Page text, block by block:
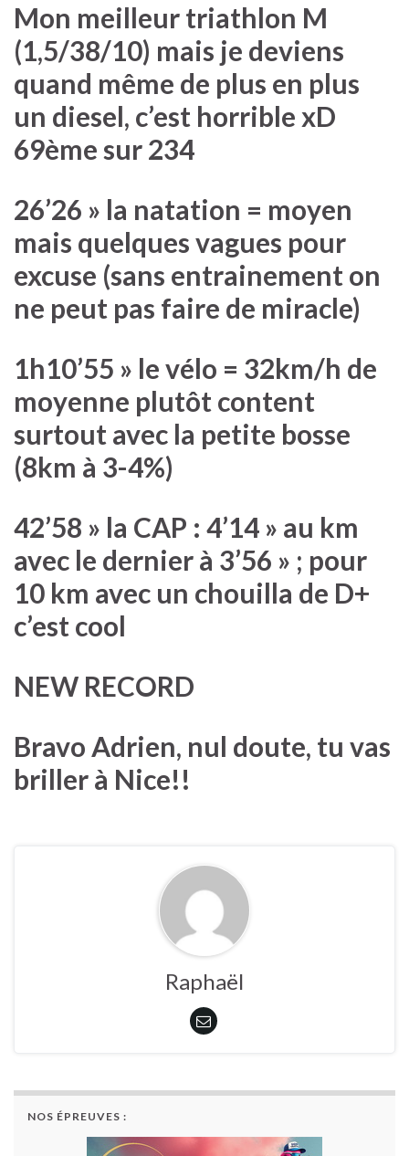
Mon meilleur triathlon M
(1,5/38/10) mais je deviens
quand même de plus en plus
un diesel, c’est horrible xD
69ème sur 234
26’26 » la natation = moyen
mais quelques vagues pour
excuse (sans entrainement on
ne peut pas faire de miracle)
1h10’55 » le vélo = 32km/h de
moyenne plutôt content
surtout avec la petite bosse
(8km à 3-4%)
42’58 » la CAP : 4’14 » au km
avec le dernier à 3’56 » ; pour
10 km avec un chouilla de D+
c’est cool
NEW RECORD
Bravo Adrien, nul doute, tu vas
briller à Nice!!
Raphaël
NOS ÉPREUVES :